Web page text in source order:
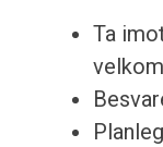
Ta